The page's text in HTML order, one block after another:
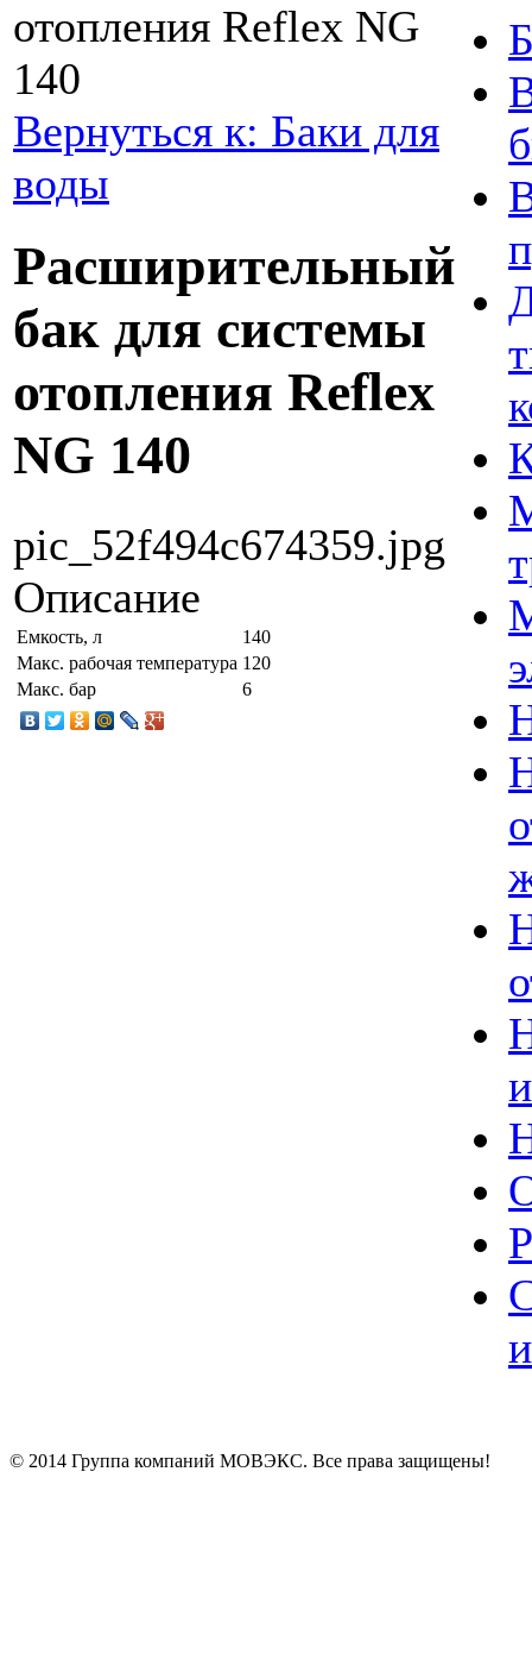
отопления Reflex NG
140
Вернуться к: Баки для
воды
Расширительный
бак для системы
отопления Reflex
NG 140
pic_52f494c674359.jpg
Описание
Емкость, л
140
Макс. рабочая температура 120
Макс. бар
6
© 2014 Группа компаний МОВЭКС. Все права защищены!